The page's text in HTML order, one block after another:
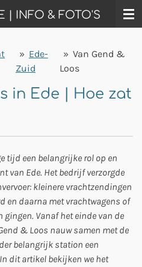
| INFO & FOTO'S
» Ede-
Zuid
» Van Gend &
Loos
in Ede | Hoe zat
tijd een belangrijke rol op en
van Ede. Het bedrijf verzorgde
kleinere vrachtzendingen
en daarna met vrachtwagens of
gingen. Vanaf het einde van de
& Loos nauw samen met de
belangrijk station een
dit artikel bekijken we het